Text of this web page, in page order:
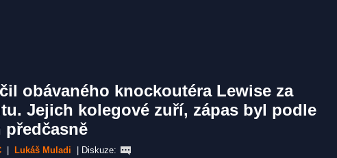
obávaného knockoutéra Lewise za
Jejich kolegové zuří, zápas byl podle
Lukáš Muladi Diskuze: